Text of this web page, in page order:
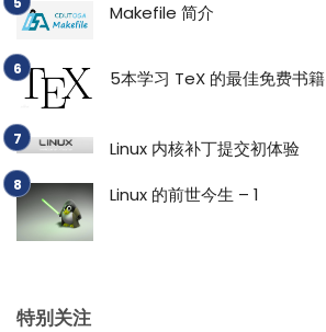
Makefile 简介
5本学习 TeX 的最佳免费书籍
Linux 内核补丁提交初体验
Linux 的前世今生 – 1
特别关注